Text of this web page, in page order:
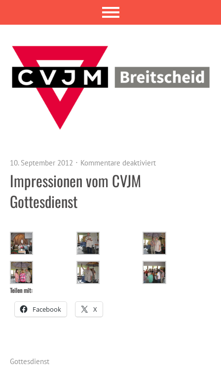
10. September 2012 Kommentare deaktiviert
Impressionen vom CVJM
Gottesdienst
Teilen mit:
Facebook X
Gottesdienst